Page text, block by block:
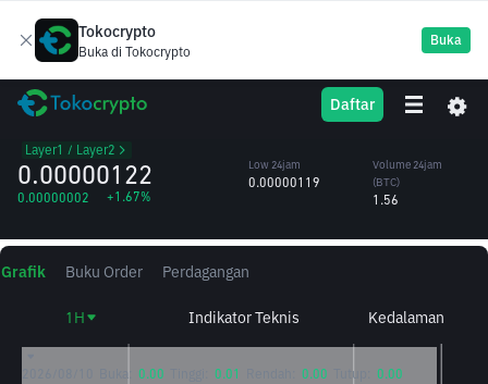
Tokocrypto
Buka di Tokocrypto
Buka
Daftar
ARB Arbitrum
Layer1 / Layer2
0.00000122
0.00000002 +1.67%
Low 24jam
0.00000119
Volume 24jam
(ARB)
Volume 24jam
(BTC)
1.56
Grafik Buku Order Perdagangan
1H Indikator Teknis Kedalaman
Buka: 0.00 0.01 0.00 Tutup:
0.00